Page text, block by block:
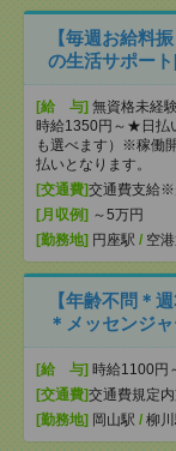
【毎週お給料
の生活サポー
[給 与] 無資格未経
時給1350円～★日払
も選べます）※稼働
払いとなります。
[交通費]交通費支給※
[月収例] ～5万円
[勤務地] 円座駅 / 空
【年齢不問＊
＊メッセンジ
[給 与] 時給1100円
[交通費]交通費規定
[勤務地] 岡山駅 / 柳